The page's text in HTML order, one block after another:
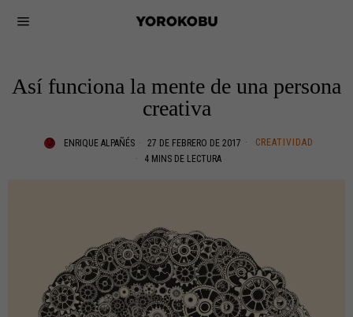
Así funciona la mente de una persona
creativa
ENRIQUE ALPAÑÉS 27 DE FEBRERO DE 2017
CREATIVIDAD
4 MINS DE LECTURA